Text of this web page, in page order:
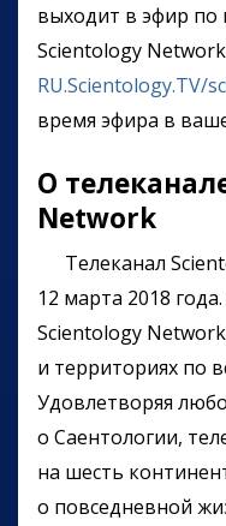
выходит в эфир по
Scientology
RU.Scientology.TV/
время эфира в
О
Network
Телеканал
12 марта 2018
Scientology
и территориях по
Удовлетворяя
о Саентологии,
на шесть
о повседневной